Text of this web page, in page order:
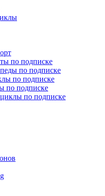
по подписке
по подписке
по подписке
по подписке
по подписке